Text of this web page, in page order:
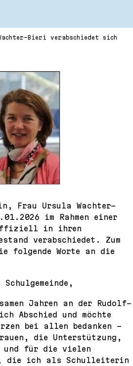
Bieri verabschiedet sich
Frau Ursula Wachter-
im Rahmen einer
offiziell in ihren
verabschiedet. Zum
folgende Worte an die
Schulgemeinde,
Jahren an der Rudolf-
Abschied und möchte
bei allen bedanken –
die Unterstützung,
und für die vielen
die ich als Schulleiterin